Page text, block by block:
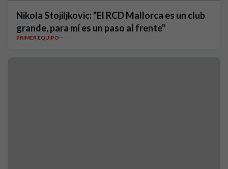
Nikola Stojiljkovic: "El RCD Mallorca es un club
grande, para mí es un paso al frente"
PRIMER EQUIPO